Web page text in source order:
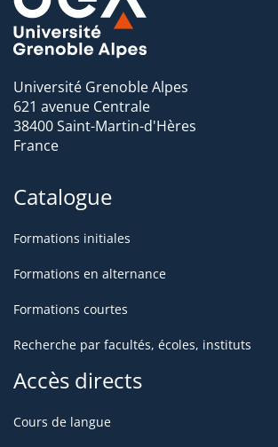
Université Grenoble Alpes
621 avenue Centrale
38400 Saint-Martin-d'Hères
France
Catalogue
Formations initiales
Formations en alternance
Formations courtes
Recherche par facultés, écoles, instituts
Accès directs
Cours de langue